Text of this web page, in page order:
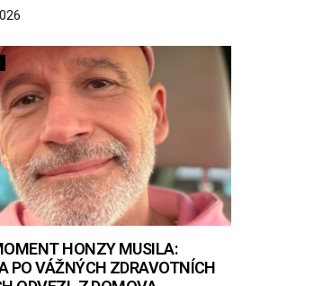
HONZY MUSILA:
PO VÁŽNÝCH ZDRAVOTNÍCH